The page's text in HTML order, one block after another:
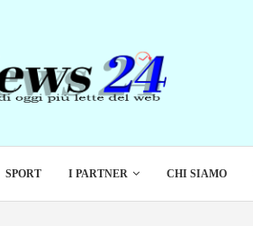
SPORT I PARTNER CHI SIAMO